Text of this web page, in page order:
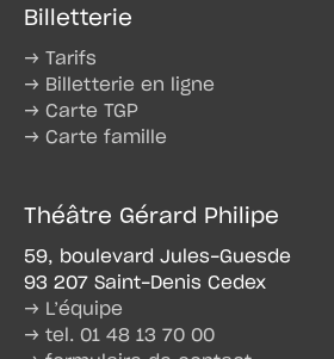
Billetterie
→ Tarifs
→ Billetterie en ligne
→ Carte TGP
→ Carte famille
Théâtre Gérard Philipe
59, boulevard Jules-Guesde
93 207 Saint-Denis Cedex
→ L’équipe
→ tel. 01 48 13 70 00